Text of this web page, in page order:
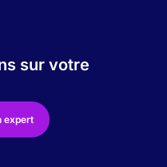
sur votre
expert